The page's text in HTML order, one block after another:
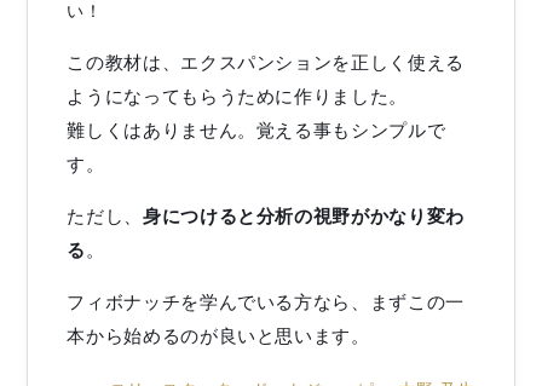
い！
この教材は、エクスパンションを正しく使える
ようになってもらうために作りました。
難しくはありません。覚える事もシンプルで
す。
ただし、 身につけると分析の視野がかなり変わ
る 。
フィボナッチを学んでいる方なら、まずこの一
本から始めるのが良いと思います。